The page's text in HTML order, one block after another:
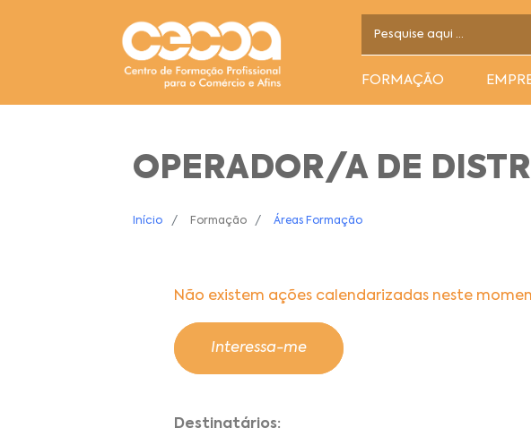
FORMAÇÃO
OPERADOR/A DE
Início Formação Áreas Formação
Não existem ações calendarizadas neste
Interessa-me
Destinatários: